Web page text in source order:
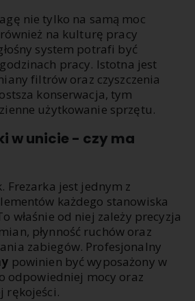
nie tylko na samą moc
na kulturę pracy
system potrafi być
pracy. Istotna jest
filtrów oraz czyszczenia
konserwacja, tym
użytkowanie sprzętu.
w unicie - czy ma
Frezarka jest jednym z
każdego stanowiska
właśnie od niej zależy precyzja
płynność ruchów oraz
zabiegów. Profesjonalny
powinien być wyposażony w
odpowiedniej mocy oraz
rękojeści.